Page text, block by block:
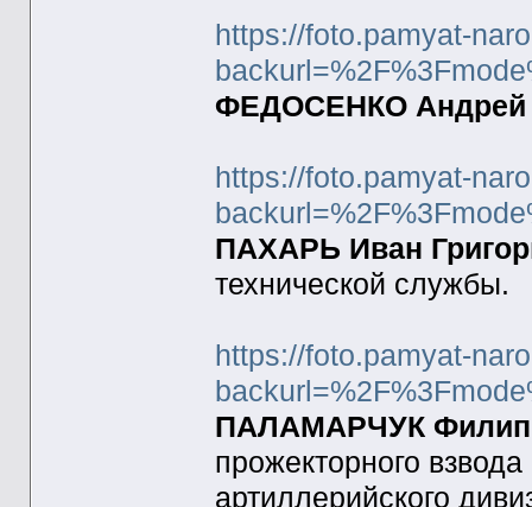
https://foto.pamyat-
ФЕДОСЕНКО Андрей
https://foto.pamyat-
ПАХАРЬ Иван
технической службы.
https://foto.pamyat-
ПАЛАМАРЧУК
прожекторного
артиллерийского